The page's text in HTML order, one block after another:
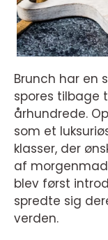
Brunch har en
spores tilbage
århundrede.
som et
klasser, der
af
blev først
spredte sig
verden.